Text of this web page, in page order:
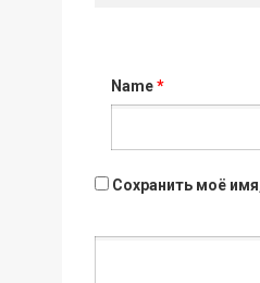
Name*
Сохранить моё